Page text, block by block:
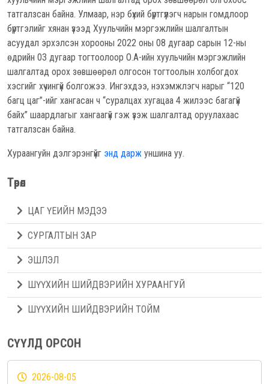
татгалзсан байна. Улмаар, нэр бүхий бүртгүүлэгч нарын гомдлоор
бүртгэлийг хянан үзээд Хуульчийн мэргэжлийн шалгалтын
асуудал эрхэлсэн хорооны 2022 оны 08 дугаар сарын 12-ны
өдрийн 03 дугаар тогтоолоор О.А-ийн хуульчийн мэргэжлийн
шалгалтад орох зөвшөөрөл олгосон тогтоолын холбогдох
хэсгийг хүчингүй болгожээ. Ингэхдээ, нэхэмжлэгч нарыг “120
багц цаг”-ийг хангасан ч “суралцах хугацаа 4 жилээс багагүй
байх” шаардлагыг хангаагүй гэж үзэж шалгалтад оруулахаас
татгалзсан байна.
Хураангуйн дэлгэрэнгүйг энд дарж уншина уу.
Төрөл
ЦАГ ҮЕИЙН МЭДЭЭ
СУРГАЛТЫН ЗАР
ЭШЛЭЛ
ШҮҮХИЙН ШИЙДВЭРИЙН ХУРААНГУЙ
ШҮҮХИЙН ШИЙДВЭРИЙН ТОЙМ
СҮҮЛД ОРСОН
2026-08-05